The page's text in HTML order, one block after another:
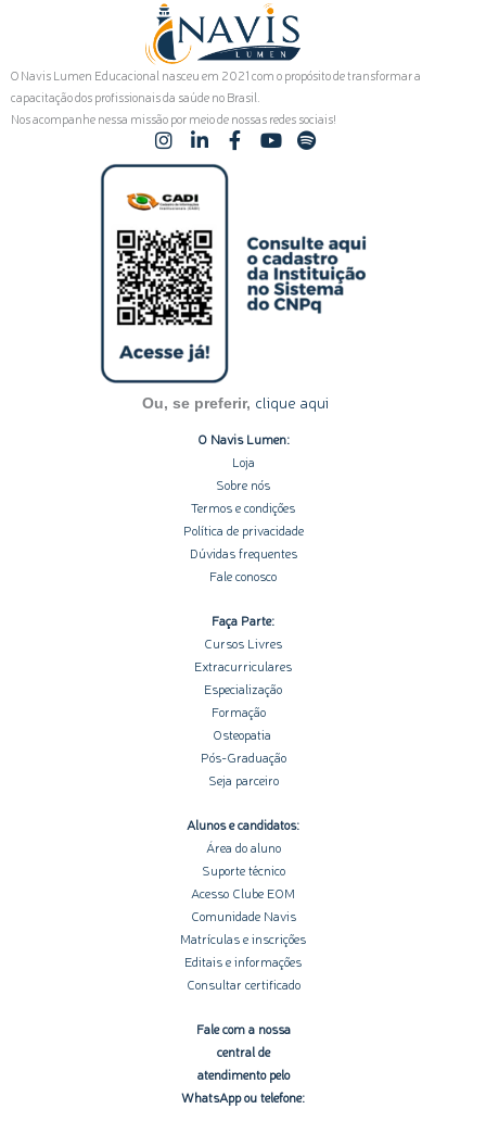
O Navis Lumen Educacional nasceu em 2021 com o propósito de transformar a
capacitação dos profissionais da saúde no Brasil.
Nos acompanhe nessa missão por meio de nossas redes sociais!
I
n
t
a
g
r
a
m
L
i
k
e
d
i
n
-
i
n
F
a
Y
b
e
S
p
f
y
Ou, se preferir, clique aqui
O Navis Lumen:
Loja
Sobre nós
Termos e condições
Política de privacidade
Dúvidas frequentes
Fale conosco
Faça Parte:
Cursos Livres
Extracurriculares
Especialização
Formação
Osteopatia
Pós-Graduação
Seja parceiro
Alunos e candidatos:
Área do aluno
Suporte técnico
Acesso Clube EOM
Comunidade Navis
Matrículas e inscrições
Editais e informações
Consultar certificado
Fale com a nossa
central de
atendimento pelo
WhatsApp ou telefone: